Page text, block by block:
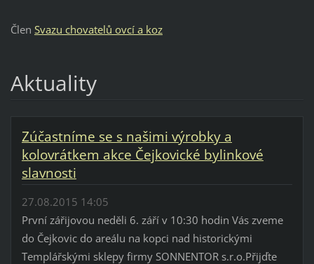
Člen Svazu chovatelů ovcí a koz
Aktuality
Zúčastníme se s našimi výrobky a
kolovrátkem akce Čejkovické bylinkové
slavnosti
27.08.2015 14:05
První zářijovou neděli 6. září v 10:30 hodin Vás zveme
do Čejkovic do areálu na kopci nad historickými
Templářskými sklepy firmy SONNENTOR s.r.o.Přijďte